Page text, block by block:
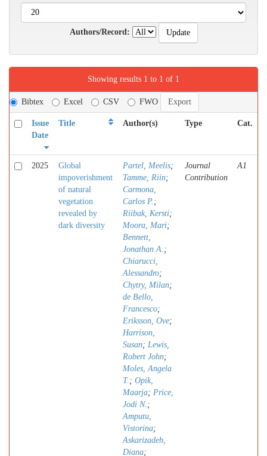
Authors/Record:
Showing results 1 to 1 of 1
Bibtex Excel CSV FWO
Issue
Date
Title Author(s) Type Cat.
2025
Global
impoverishment
of natural
vegetation
revealed by
dark diversity
Partel, Meelis;
Tamme, Riin;
Carmona,
Carlos P. ;
Riibak, Kersti;
Moora, Mari;
Bennett,
Jonathan A. ;
Chiarucci,
Alessandro;
Chytry, Milan;
de Bello,
Francesco;
Eriksson, Ove;
Harrison,
Susan; Lewis,
Robert John;
Moles, Angela
T. ; Opik,
Maarja; Price,
Jodi N. ;
Amputu,
Vistorina;
Askarizadeh,
Diana;
Journal
Contribution
A1